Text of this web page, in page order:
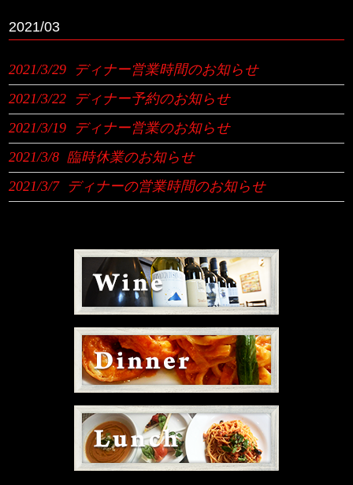
2021/03
2021/3/29 ディナー営業時間のお知らせ
2021/3/22 ディナー予約のお知らせ
2021/3/19 ディナー営業のお知らせ
2021/3/8 臨時休業のお知らせ
2021/3/7 ディナーの営業時間のお知らせ